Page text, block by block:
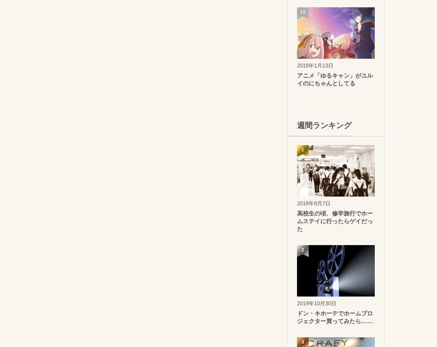
2018年1月13日
アニメ「ゆるキャン」がユル
イのにちゃんとしてる
10
週間ランキング
2018年8月7日
高校生の頃、修学旅行でホー
ムステイに行ったらゲイだっ
た
1
2019年10月30日
ドン・キホーテでホームプロ
ジェクター買ってみたら……
2
3